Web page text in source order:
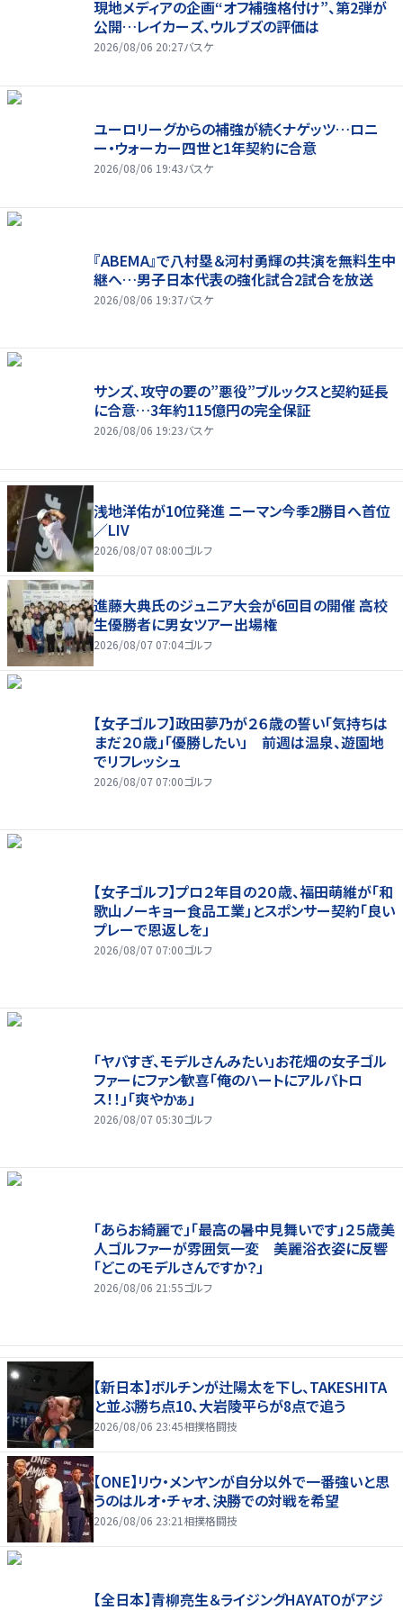
現地メディアの企画“オフ補強格付け”、第2弾が
公開…レイカーズ、ウルブズの評価は
2026/08/06 20:27バスケ
ユーロリーグからの補強が続くナゲッツ…ロニ
ー・ウォーカー四世と1年契約に合意
2026/08/06 19:43バスケ
『ABEMA』で八村塁＆河村勇輝の共演を無料生中
継へ…男子日本代表の強化試合2試合を放送
2026/08/06 19:37バスケ
サンズ、攻守の要の”悪役”ブルックスと契約延長
に合意…3年約115億円の完全保証
2026/08/06 19:23バスケ
浅地洋佑が10位発進 ニーマン今季2勝目へ首位
／LIV
2026/08/07 08:00ゴルフ
進藤大典氏のジュニア大会が6回目の開催 高校
生優勝者に男女ツアー出場権
2026/08/07 07:04ゴルフ
【女子ゴルフ】政田夢乃が２６歳の誓い「気持ちは
まだ２０歳」「優勝したい」 前週は温泉、遊園地
でリフレッシュ
2026/08/07 07:00ゴルフ
【女子ゴルフ】プロ２年目の２０歳、福田萌維が「和
歌山ノーキョー食品工業」とスポンサー契約「良い
プレーで恩返しを」
2026/08/07 07:00ゴルフ
「ヤバすぎ、モデルさんみたい」お花畑の女子ゴル
ファーにファン歓喜「俺のハートにアルバトロ
ス！！」「爽やかぁ」
2026/08/07 05:30ゴルフ
「あらお綺麗で」「最高の暑中見舞いです」２５歳美
人ゴルファーが雰囲気一変 美麗浴衣姿に反響
「どこのモデルさんですか？」
2026/08/06 21:55ゴルフ
【新日本】ボルチンが辻陽太を下し、TAKESHITA
と並ぶ勝ち点10、大岩陵平らが8点で追う
2026/08/06 23:45相撲格闘技
【ONE】リウ・メンヤンが自分以外で一番強いと思
うのはルオ・チャオ、決勝での対戦を希望
2026/08/06 23:21 相撲格闘技
【全日本】青柳亮生＆ライジングHAYATOがアジ